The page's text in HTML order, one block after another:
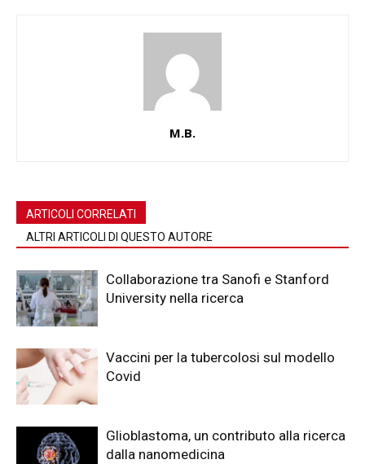
M.B.
ARTICOLI CORRELATI
ALTRI ARTICOLI DI QUESTO AUTORE
Collaborazione tra Sanofi e Stanford
University nella ricerca
Vaccini per la tubercolosi sul modello
Covid
Glioblastoma, un contributo alla ricerca
dalla nanomedicina